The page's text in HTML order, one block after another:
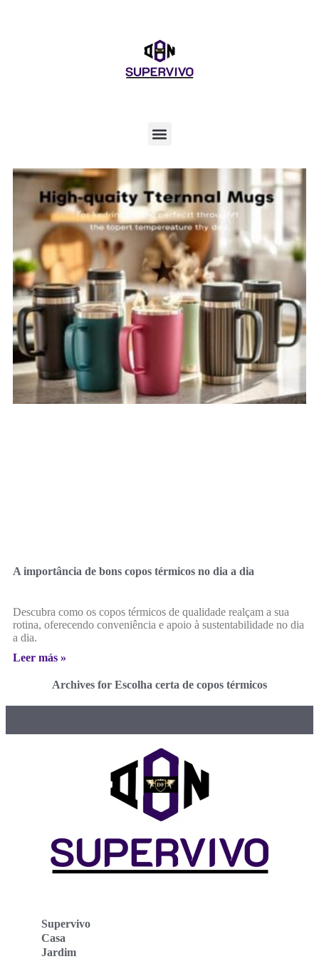
A importância de bons copos térmicos no dia a dia
Descubra como os copos térmicos de qualidade realçam a sua
rotina, oferecendo conveniência e apoio à sustentabilidade no dia
a dia.
Leer más »
Archives for Escolha certa de copos térmicos
Supervivo
Casa
Jardim